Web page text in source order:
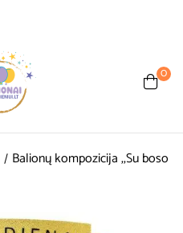
0
Balionų kompozicija ,,Su boso